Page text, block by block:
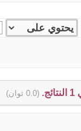
(0.0 ثوان)